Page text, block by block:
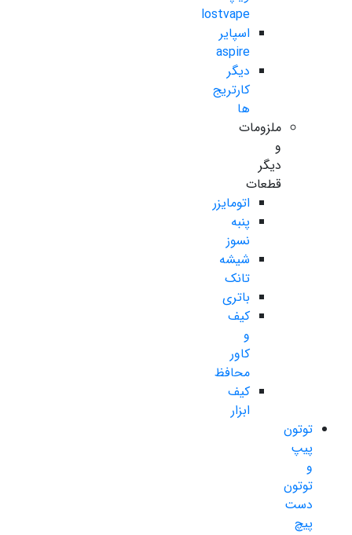
lostvape
اسپایر
aspire
دیگر
کارتریج
ها
ملزومات
و
دیگر
قطعات
اتومایزر
پنبه
نسوز
شیشه
تانک
باتری
کیف
و
کاور
محافظ
کیف
ابزار
توتون
پیپ
و
توتون
دست
پیچ